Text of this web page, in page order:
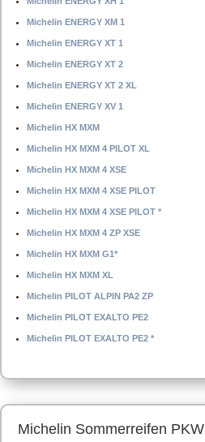
Michelin ENERGY XM 1
Michelin ENERGY XT 1
Michelin ENERGY XT 2
Michelin ENERGY XT 2 XL
Michelin ENERGY XV 1
Michelin HX MXM
Michelin HX MXM 4 PILOT XL
Michelin HX MXM 4 XSE
Michelin HX MXM 4 XSE PILOT
Michelin HX MXM 4 XSE PILOT *
Michelin HX MXM 4 ZP XSE
Michelin HX MXM G1*
Michelin HX MXM XL
Michelin PILOT ALPIN PA2 ZP
Michelin PILOT EXALTO PE2
Michelin PILOT EXALTO PE2 *
Michelin Sommerreifen PKW